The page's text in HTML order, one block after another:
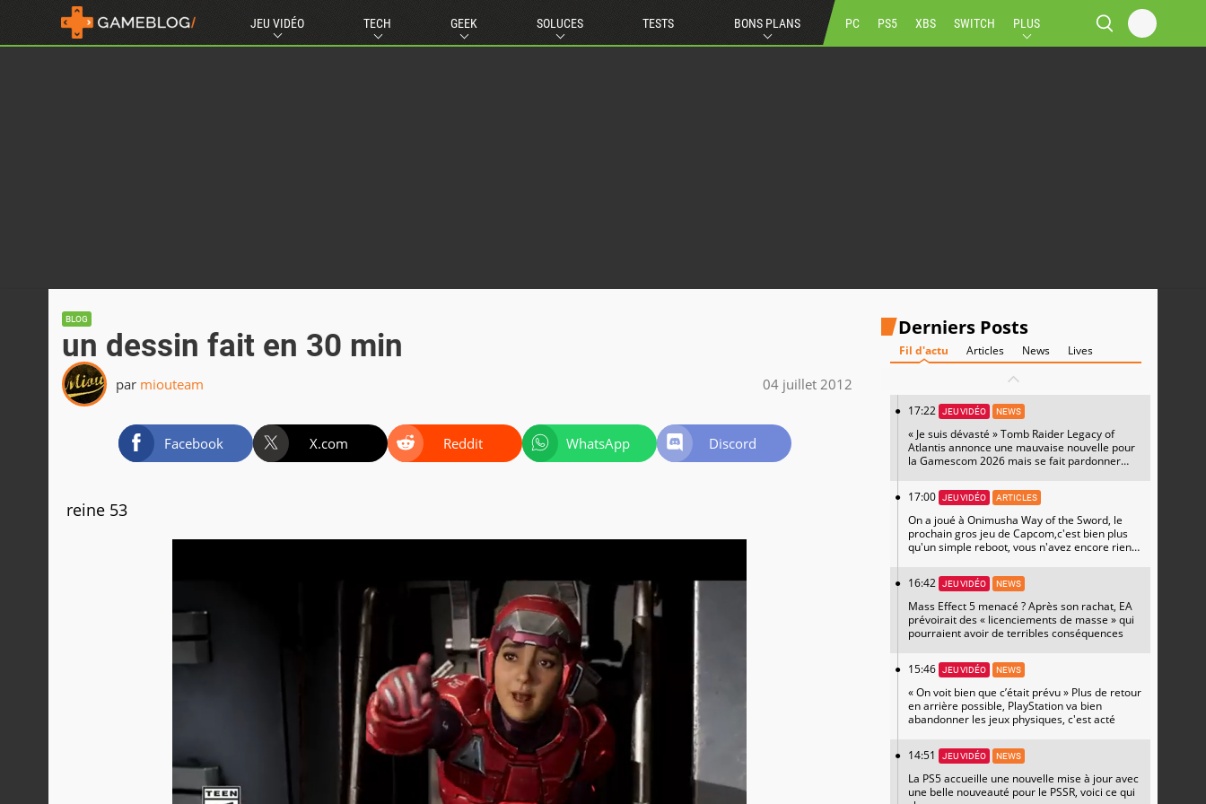
JEU VIDÉO TECH GEEK SOLUCES TESTS BONS PLANS PC PS5 XBS SWITCH PLUS
BLOG
un dessin fait en 30 min
par miouteam 04 juillet 2012
Facebook X.com Reddit WhatsApp Discord
reine 53
Derniers Posts
Fil d'actu Articles News Lives
17:22 JEU VIDÉO NEWS
« Je suis dévasté » Tomb Raider Legacy of
Atlantis annonce une mauvaise nouvelle pour
la Gamescom 2026 mais se fait pardonner
17:00
JEU VIDÉO ARTICLES
On a joué à Onimusha Way of the Sword, le
prochain gros jeu de Capcom,c'est bien plus
qu'un simple reboot, vous n'avez encore rien
16:42
JEU VIDÉO NEWS
Mass Effect 5 menacé ? Après son rachat, EA
prévoirait des « licenciements de masse » qui
pourraient avoir de terribles conséquences
15:46 JEU VIDÉO NEWS
« On voit bien que c’était prévu » Plus de retour
en arrière possible, PlayStation va bien
abandonner les jeux physiques, c'est acté
14:51 JEU VIDÉO NEWS
La PS5 accueille une nouvelle mise à jour avec
une belle nouveauté pour le PSSR, voici ce qui